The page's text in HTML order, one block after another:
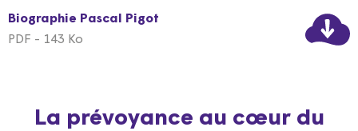
Biographie Pascal Pigot
PDF - 143 Ko
La prévoyance au cœur du